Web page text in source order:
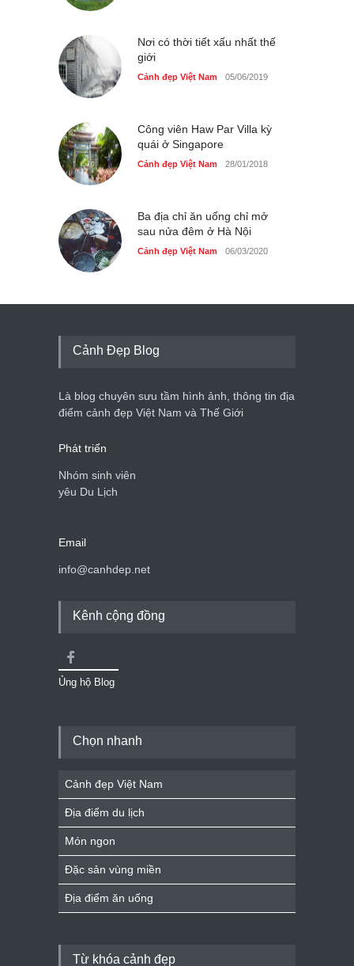
Nơi có thời tiết xấu nhất thế
giới
Cảnh đẹp Việt Nam 05/06/2019
Công viên Haw Par Villa kỳ
quái ở Singapore
Cảnh đẹp Việt Nam 28/01/2018
Ba địa chỉ ăn uống chỉ mở
sau nửa đêm ở Hà Nội
Cảnh đẹp Việt Nam 06/03/2020
Cảnh Đẹp Blog
Là blog chuyên sưu tầm hình ảnh, thông tin địa
điểm cảnh đẹp Việt Nam và Thế Giới
Phát triển
Nhóm sinh viên
yêu Du Lịch
Email
info@canhdep.net
Kênh cộng đồng
Ủng hộ Blog
Chọn nhanh
Cảnh đẹp Việt Nam
Địa điểm du lịch
Món ngon
Đặc sản vùng miền
Địa điểm ăn uống
Từ khóa cảnh đẹp